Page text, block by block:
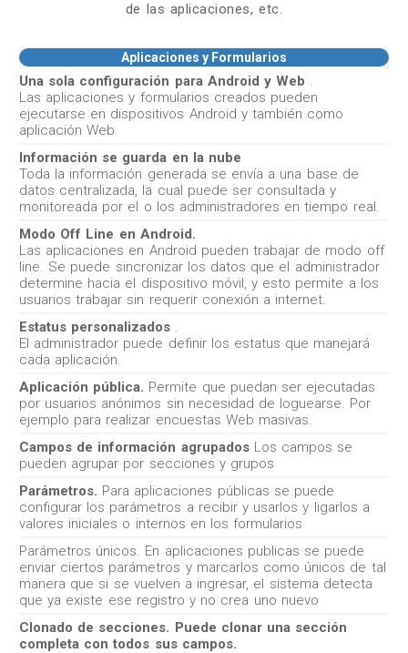
de las aplicaciones, etc.
Aplicaciones y Formularios
Una sola configuración para Android y Web .
Las aplicaciones y formularios creados pueden
ejecutarse en dispositivos Android y también como
aplicación Web
Información se guarda en la nube
Toda la información generada se envía a una base de
datos centralizada, la cual puede ser consultada y
monitoreada por el o los administradores en tiempo real.
Modo Off Line en Android.
Las aplicaciones en Android pueden trabajar de modo off
line. Se puede sincronizar los datos que el administrador
determine hacia el dispositivo móvil, y esto permite a los
usuarios trabajar sin requerir conexión a internet.
Estatus personalizados .
El administrador puede definir los estatus que manejará
cada aplicación.
Aplicación pública. Permite que puedan ser ejecutadas
por usuarios anónimos sin necesidad de loguearse. Por
ejemplo para realizar encuestas Web masivas.
Campos de información agrupadosLos campos se
pueden agrupar por secciones y grupos
Parámetros. Para aplicaciones públicas se puede
configurar los parámetros a recibir y usarlos y ligarlos a
valores iniciales o internos en los formularios
Parámetros únicos. En aplicaciones publicas se puede
enviar ciertos parámetros y marcarlos como únicos de tal
manera que si se vuelven a ingresar, el sistema detecta
que ya existe ese registro y no crea uno nuevo
Clonado de secciones. Puede clonar una sección
completa con todos sus campos.